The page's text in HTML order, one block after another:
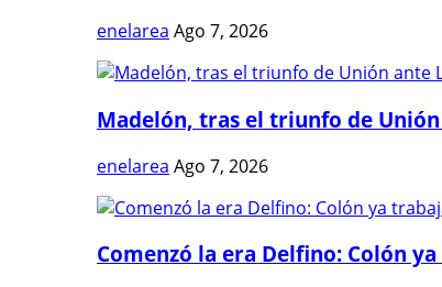
enelarea Ago 7, 2026
Madelón, tras el triunfo de Unión
enelarea Ago 7, 2026
Comenzó la era Delfino: Colón